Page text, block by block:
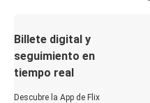
Billete digital y
seguimiento en
tiempo real
Descubre la App de Flix